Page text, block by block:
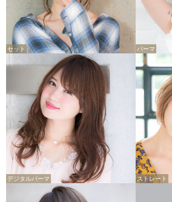
セット パーマ
デジタルパーマ ストレート